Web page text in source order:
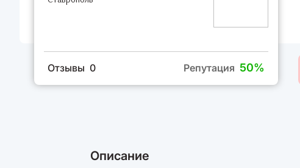
Репутация 50%
Отзывы 0
Описание